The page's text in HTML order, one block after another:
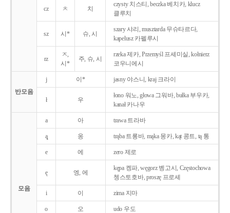
cz ㅊ 치
czysty 치스티, beczka 베치카, klucz
클루치
sz 시* 슈, 시
szary 샤리, musztarda 무슈타르다,
kapelusz 카펠루시
rz
ㅈ,
시*
주, 슈, 시
rzeka 제카, Przemyśl 프셰미실, kołnierz
코우니에시
반모음
j 이* jasny 야스니, kraj 크라이
ł 우
łono 워노, głowa 그워바, bułka 부우카,
kanał 카나우
모음
a 아 trawa 트라바
ą̨ 옹 trąba 트롱바, mąka 몽카, kąt 콩트, tą 통
e 에 zero 제로
ę 엥, 에
kępa 켕파, węgorz 벵고시, Częstochowa
쳉스토호바, proszę 프로셰
i 이 zima 지마
o 오 udo 우도